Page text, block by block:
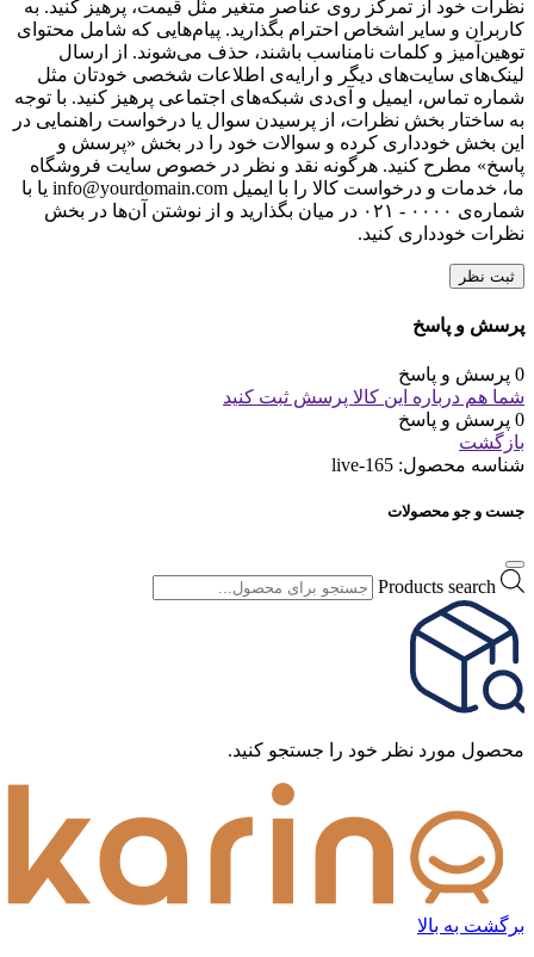
نظرات خود از تمرکز روی عناصر متغیر مثل قیمت، پرهیز کنید. به
کاربران و سایر اشخاص احترام بگذارید. پیام‌هایی که شامل محتوای
توهین‌آمیز و کلمات نامناسب باشند، حذف می‌شوند. از ارسال
لینک‌های سایت‌های دیگر و ارایه‌ی اطلاعات شخصی خودتان مثل
شماره تماس، ایمیل و آی‌دی شبکه‌های اجتماعی پرهیز کنید. با توجه
به ساختار بخش نظرات، از پرسیدن سوال یا درخواست راهنمایی در
این بخش خودداری کرده و سوالات خود را در بخش «پرسش و
پاسخ» مطرح کنید. هرگونه نقد و نظر در خصوص سایت فروشگاه
ما، خدمات و درخواست کالا را با ایمیل info@yourdomain.com یا با
شماره‌ی ۰۰۰۰ - ۰۲۱ در میان بگذارید و از نوشتن آن‌ها در بخش
نظرات خودداری کنید.
ثبت نظر
پرسش و پاسخ
0 پرسش و پاسخ
شما هم درباره این کالا پرسش ثبت کنید
0 پرسش و پاسخ
بازگشت
شناسه محصول: live-165
جست و جو محصولات
Products search
محصول مورد نظر خود را جستجو کنید.
برگشت به بالا